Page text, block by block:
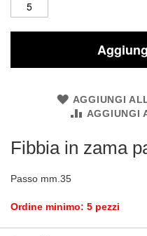
AGGIUNGI
AGGIUNGI
Fibbia in zama
Passo mm.35
Ordine minimo: 5 pezzi